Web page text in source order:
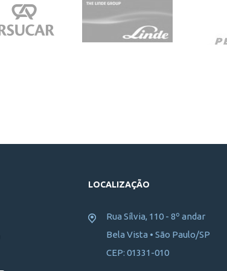
LOCALIZAÇÃO
Rua Sílvia, 110 - 8º andar
Bela Vista • São Paulo/SP
CEP: 01331-010